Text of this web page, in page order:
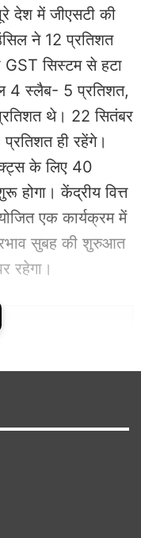
देश में जीएसटी की
ने 12 प्रतिशत
सिस्टम से हटा
4 स्लैब- 5 प्रतिशत,
थे। 22 सितंबर
ही रहेंगे।
के लिए 40
होगा। केंद्रीय वित्त
एक कार्यक्रम में
सुबह की शुरुआत
रहेगा।